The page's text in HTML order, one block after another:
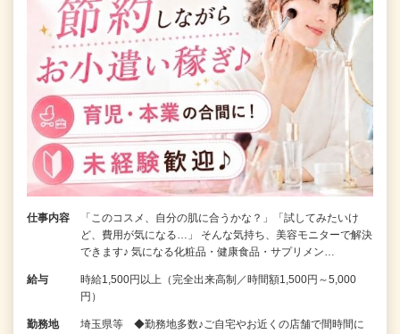
仕事内容
「このコスメ、自分の肌に合うかな？」「試してみたいけ
ど、費用が気になる…」 そんな気持ち、美容モニターで解決
できます♪ 気になる化粧品・健康食品・サプリメン…
給与
時給1,500円以上（完全出来高制／時間額1,500円～5,000
円）
勤務地
埼玉県等 ◆勤務地多数♪ご自宅やお近くの店舗で間時間に